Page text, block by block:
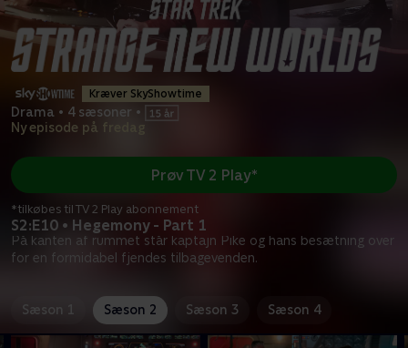
Kræver SkyShowtime
Drama • 4 sæsoner •
Ny episode på fredag
S2:E10 • Hegemony - Part 1
På kanten af rummet står kaptajn Pike og hans besætning over
for en formidabel fjendes tilbagevenden.
Prøv TV 2 Play*
*tilkøbes til TV 2 Play abonnement
Sæson 1 Sæson 2 Sæson 3 Sæson 4